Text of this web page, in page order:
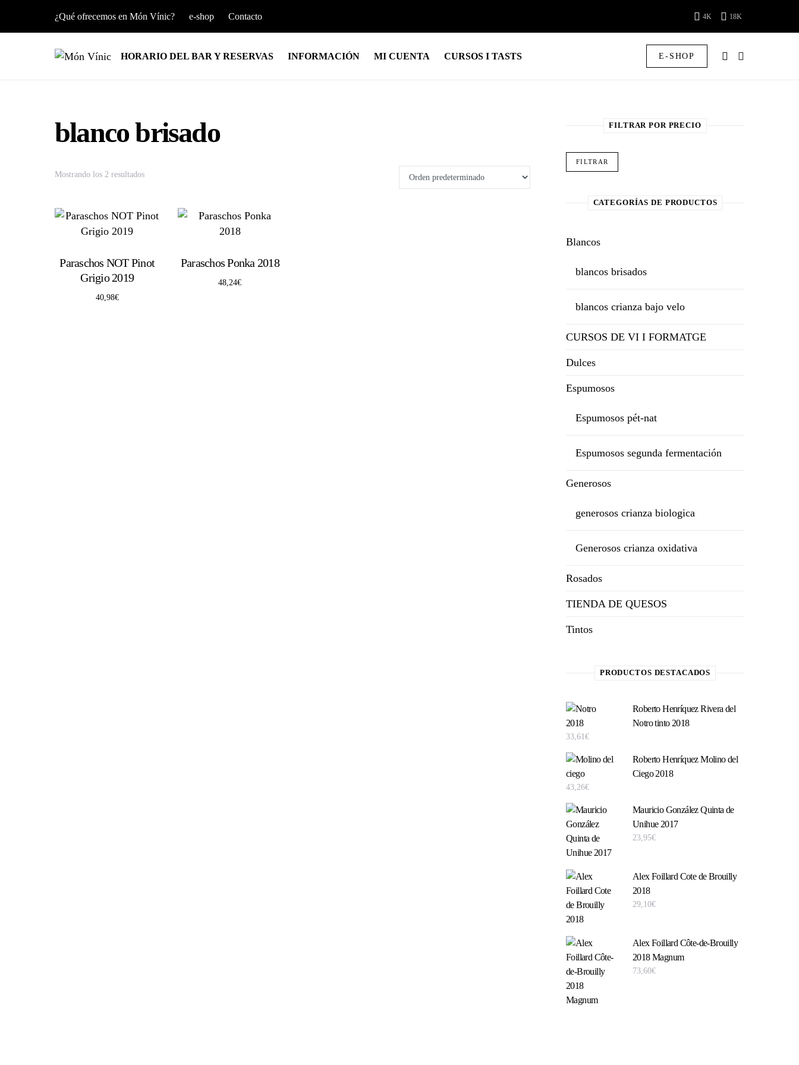
¿Qué ofrecemos en Món Vínic? e-shop Contacto 4K 18K
HORARIO DEL BAR Y RESERVAS INFORMACIÓN MI CUENTA CURSOS I TASTS E-SHOP
blanco brisado
Mostrando los 2 resultados
Paraschos NOT Pinot
Grigio 2019
40,98€
Paraschos Ponka 2018
48,24€
FILTRAR POR PRECIO
FILTRAR
CATEGORÍAS DE PRODUCTOS
Blancos
blancos brisados
blancos crianza bajo velo
CURSOS DE VI I FORMATGE
Dulces
Espumosos
Espumosos pét-nat
Espumosos segunda fermentación
Generosos
generosos crianza biologica
Generosos crianza oxidativa
Rosados
TIENDA DE QUESOS
Tintos
PRODUCTOS DESTACADOS
Roberto Henríquez Rivera del
Notro tinto 2018
33,61€
Roberto Henríquez Molino del
Ciego 2018
43,26€
Mauricio González Quinta de
Unihue 2017
23,95€
Alex Foillard Cote de Brouilly
2018
29,10€
Alex Foillard Côte-de-Brouilly
2018 Magnum
73,60€